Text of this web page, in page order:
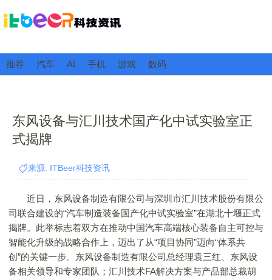
推荐 汽车 AI 手机 游戏 数码
东风设备与汇川技术国产化中试实验室正
式揭牌
来源: ITBeer科技资讯
近日，东风设备制造有限公司与深圳市汇川技术股份有限公
司联合建设的“汽车制造装备国产化中试实验室”在湖北十堰正式
揭牌。此举标志着双方在推动中国汽车高端核心装备自主可控与
智能化升级的战略合作上，迈出了从“项目协同”迈向“体系共
创”的关键一步。东风设备制造有限公司总经理袁三红、东风设
备相关领导和专家团队；汇川技术FA解决方案与产品部总裁胡